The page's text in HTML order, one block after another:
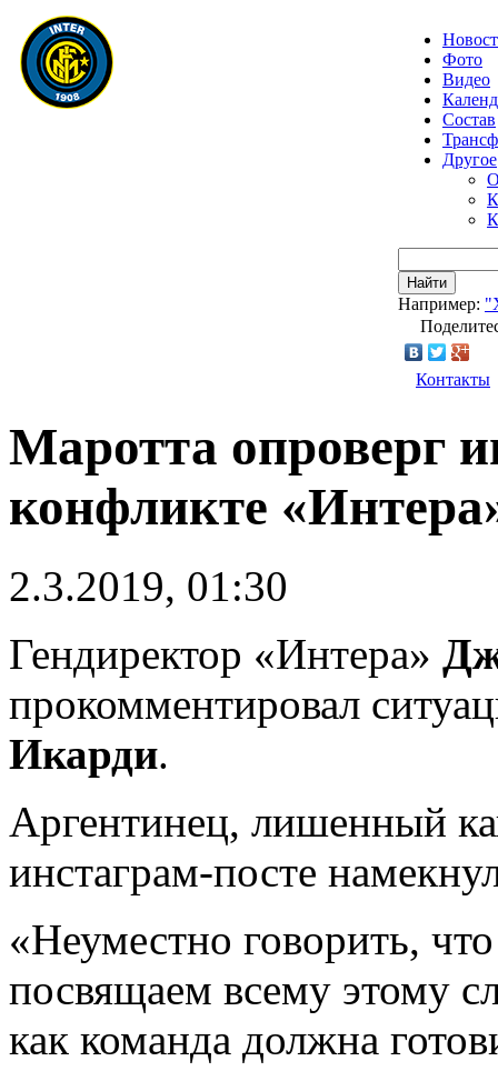
Фото
Видео
Состав
Другое
Найти
Например:
Контакты
Маротта опроверг
конфликте
2.3.2019, 01:30
Гендиректор «Интера»
прокомментировал
Икарди.
Аргентинец, лишенный
инстаграм-посте
«Неуместно говорить,
посвящаем всему этому
как команда должна